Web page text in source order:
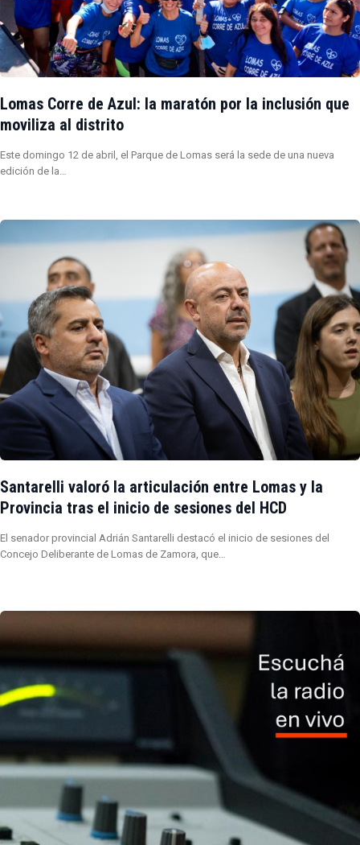
Lomas Corre de Azul: la maratón por la inclusión que
moviliza al distrito
Este domingo 12 de abril, el Parque de Lomas será la sede de una nueva
edición de la…
Santarelli valoró la articulación entre Lomas y la
Provincia tras el inicio de sesiones del HCD
El senador provincial Adrián Santarelli destacó el inicio de sesiones del
Concejo Deliberante de Lomas de Zamora, que…